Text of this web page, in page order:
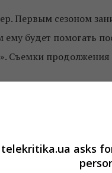
Первым сезоном
будет помогать
Съемки продолжения
– он вдохновлен
сил США —
в авиации, но
сразу
telekritika.ua asks